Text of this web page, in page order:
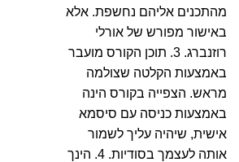
מהתכנים אליהם נחשפת. אלא
באישור מפורש של אורלי
רוזנברג. 3. תוכן הקורס מועבר
באמצעות הקלטה שצולמה
מראש. הצפייה בקורס הינה
באמצעות כניסה עם סיסמא
אישית, שיהיה עליך לשמור
אותה לעצמך בסודיות. 4. הינך